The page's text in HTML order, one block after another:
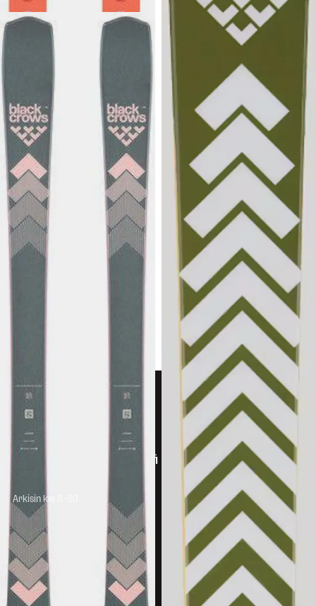
799 €
BLACK CROWS
Asiakaspalvelu
info@scandinavianoutdoor.fi
Arkisin klo 8–20
Palautukset
Reklamaatiot
Toimitustavat
Maksutavat